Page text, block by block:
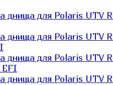
днища для Polaris UTV
днища для Polaris UTV
днища для Polaris UTV
EFI
днища для Polaris UTV